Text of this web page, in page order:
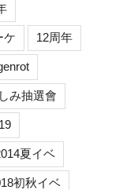
ケ 12周年
み抽選會
夏イベ
初秋イベ